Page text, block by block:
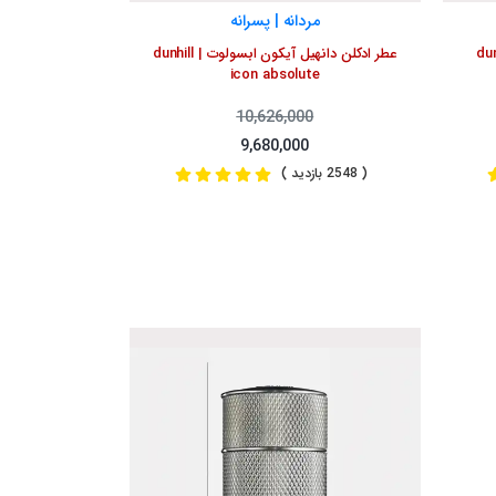
مردانه | پسرانه
عطر ادکلن دانهیل آیکون ابسولوت | dunhill
icon absolute
10,626,000
9,680,000
( 2548 بازدید )